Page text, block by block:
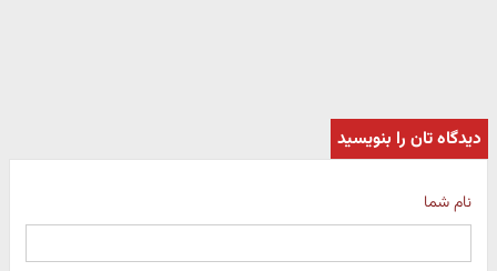
دیدگاه تان را بنویسید
نام شما